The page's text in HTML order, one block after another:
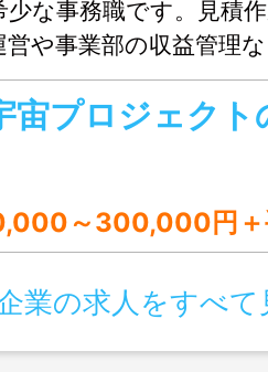
な事務職です。見積
や事業部の収益管理
＋企画のスキルが身
能で、残業ほぼなし
えながら、種子島で
。
円＋手当 ※賃金については、経験・
業の求人をすべて